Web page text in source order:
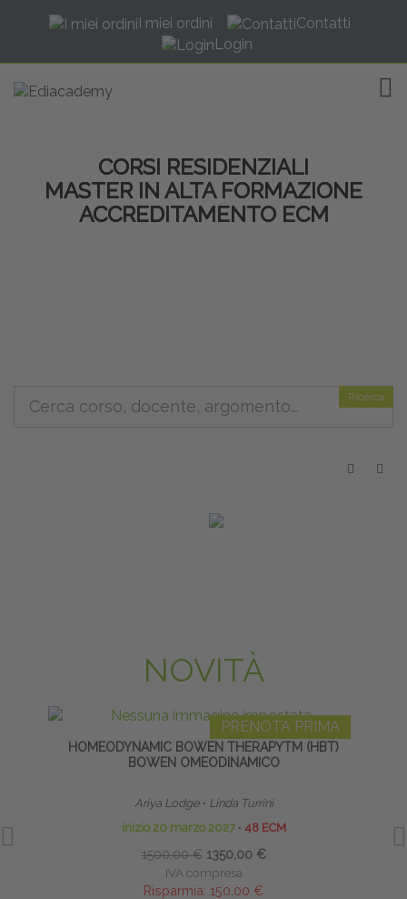
I miei ordini
Contatti
Login
CORSI RESIDENZIALI
MASTER IN ALTA FORMAZIONE
ACCREDITAMENTO ECM
Ricerca
NOVITÀ
PRENOTA PRIMA
HOMEODYNAMIC BOWEN THERAPYTM (HBT)
BOWEN OMEODINAMICO
Ariya Lodge ∙ Linda Turrini
inizio 20 marzo 2027 ∙ 48 ECM
1500,00 € 1350,00 €
IVA compresa
Risparmia: 150,00 €